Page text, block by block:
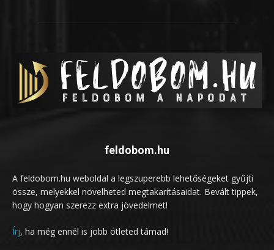
feldobom.hu
A feldobom.hu weboldal a legszuperebb lehetőségeket gyűjti
össze, melyekkel növelheted megtakarításaidat. Bevált tippek,
hogy hogyan szerezz extra jövedelmet!
Írj, ha még ennél is jobb ötleted támad!